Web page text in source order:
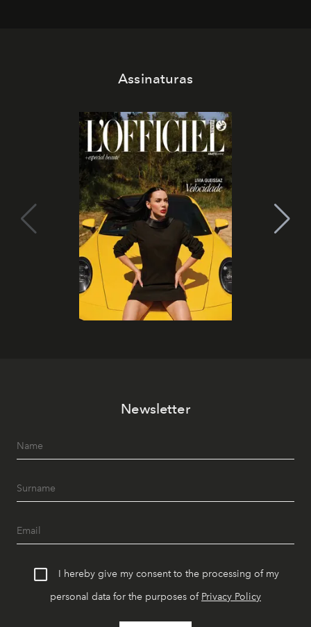
Assinaturas
Newsletter
I hereby give my consent to the processing of my
personal data for the purposes of Privacy Policy